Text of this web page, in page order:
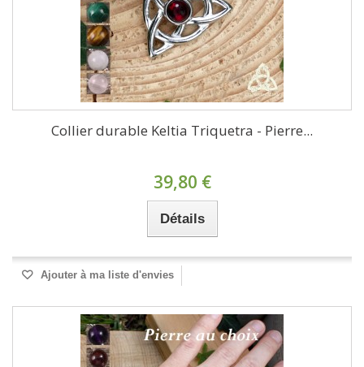
Collier durable Keltia Triquetra - Pierre...
39,80 €
Détails
Ajouter à ma liste d'envies